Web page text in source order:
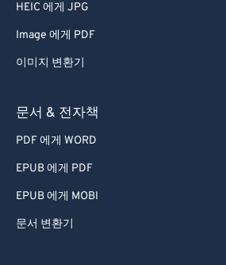
HEIC 에게 JPG
Image 에게 PDF
이미지 변환기
문서 & 전자책
PDF 에게 WORD
EPUB 에게 PDF
EPUB 에게 MOBI
문서 변환기